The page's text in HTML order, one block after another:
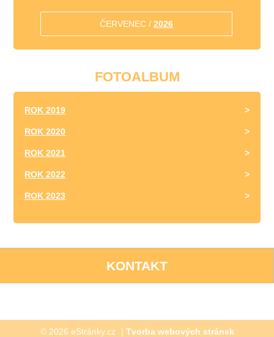
ČERVENEC /2026
FOTOALBUM
ROK 2019
ROK 2020
ROK 2021
ROK 2022
ROK 2023
KONTAKT
© 2026 eStránky.cz | Tvorba webových stránek